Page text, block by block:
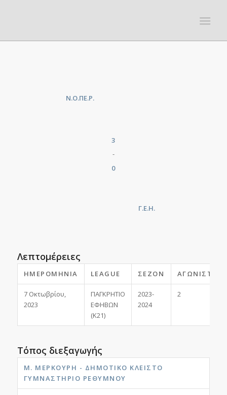
Ν.Ο.ΠΕ.Ρ.
3
-
0
Γ.Ε.Η.
Λεπτομέρειες
ΗΜΕΡΟΜΗΝΊΑ LEAGUE ΣΕΖΌΝ ΑΓΩΝΙΣΤΙΚΉ
7 Οκτωβρίου,
2023
ΠΑΓΚΡΗΤΙΟ
ΕΦΗΒΩΝ
(Κ21)
2023-
2024
2
Τόπος διεξαγωγής
Μ. ΜΕΡΚΟΎΡΗ - ΔΗΜΟΤΙΚΟ ΚΛΕΙΣΤΟ
ΓΥΜΝΑΣΤΗΡΙΟ ΡΕΘΎΜΝΟΥ